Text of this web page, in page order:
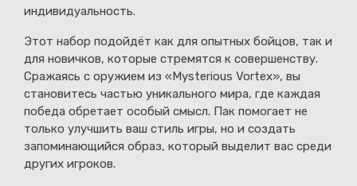
индивидуальность.
Этот набор подойдёт как для опытных бойцов, так и
для новичков, которые стремятся к совершенству.
Сражаясь с оружием из «Mysterious Vortex», вы
становитесь частью уникального мира, где каждая
победа обретает особый смысл. Пак помогает не
только улучшить ваш стиль игры, но и создать
запоминающийся образ, который выделит вас среди
других игроков.